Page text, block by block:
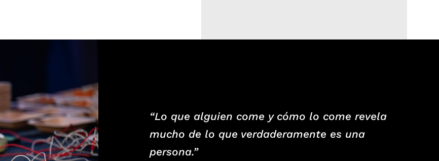
“Lo que alguien come y cómo lo come revela
mucho de lo que verdaderamente es una
persona.”